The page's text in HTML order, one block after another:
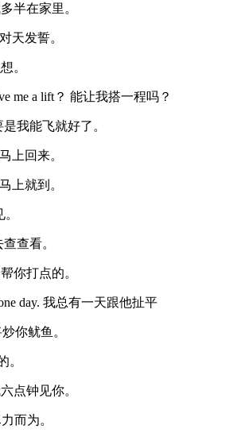
半在家里。
天发誓。
。
me a lift？ 能让我搭一程吗？
我能飞就好了。
上回来。
上就到。
查看。
你打点的。
day. 我总有一天跟他扯平
你鱿鱼。
。
点钟见你。
而为。